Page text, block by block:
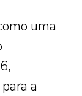
uma
a